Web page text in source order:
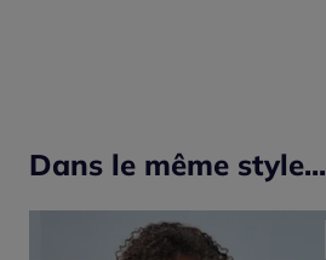
Dans le même style...